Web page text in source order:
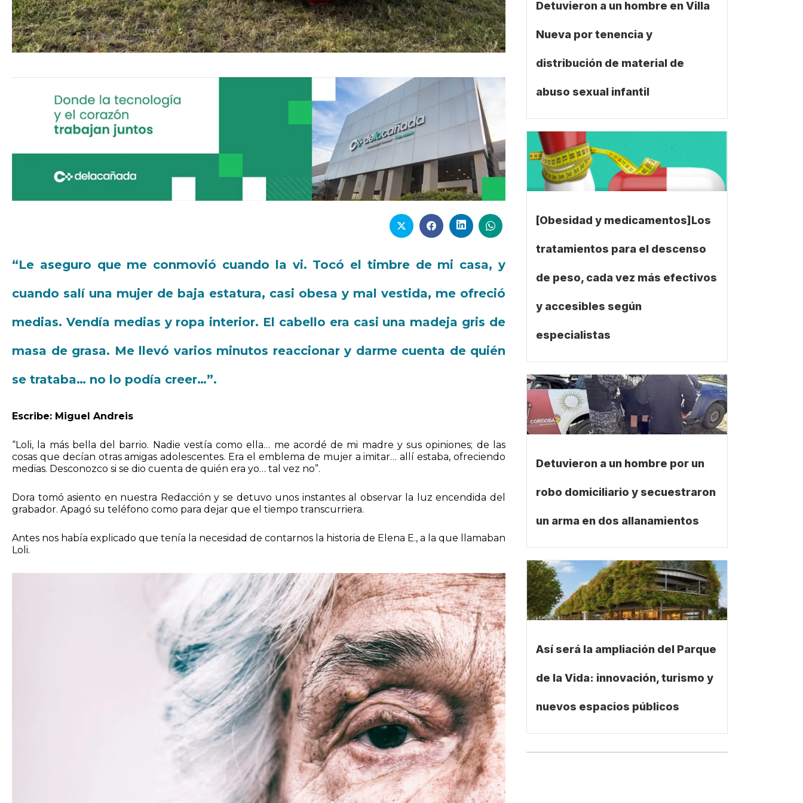
“Le aseguro que me conmovió cuando la vi. Tocó el timbre de mi casa, y
cuando salí una mujer de baja estatura, casi obesa y mal vestida, me ofreció
medias. Vendía medias y ropa interior. El cabello era casi una madeja gris de
masa de grasa. Me llevó varios minutos reaccionar y darme cuenta de quién
se trataba… no lo podía creer…”.
Escribe: Miguel Andreis
“Loli, la más bella del barrio. Nadie vestía como ella… me acordé de mi madre y sus opiniones; de las
cosas que decían otras amigas adolescentes. Era el emblema de mujer a imitar… allí estaba, ofreciendo
medias. Desconozco si se dio cuenta de quién era yo… tal vez no”.
Dora tomó asiento en nuestra Redacción y se detuvo unos instantes al observar la luz encendida del
grabador. Apagó su teléfono como para dejar que el tiempo transcurriera.
Antes nos había explicado que tenía la necesidad de contarnos la historia de Elena E., a la que llamaban
Loli.
Detuvieron a un hombre en Villa
Nueva por tenencia y
distribución de material de
abuso sexual infantil
[Obesidad y medicamentos]Los
tratamientos para el descenso
de peso, cada vez más efectivos
y accesibles según
especialistas
Detuvieron a un hombre por un
robo domiciliario y secuestraron
un arma en dos allanamientos
Así será la ampliación del Parque
de la Vida: innovación, turismo y
nuevos espacios públicos